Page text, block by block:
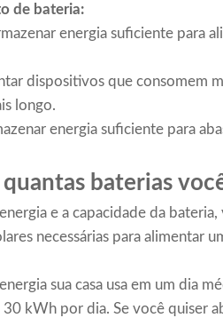
de bateria:
energia suficiente para
dispositivos que consomem
longo.
energia suficiente para
baterias
e a capacidade da
necessárias para alimentar
sua casa usa em um dia
kWh por dia. Se você quiser